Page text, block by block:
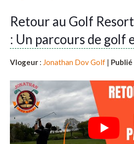
Retour au Golf
: Un parcours de golf
Vlogeur : Jonathan Dov Golf | Publié